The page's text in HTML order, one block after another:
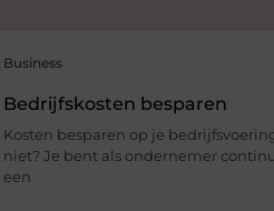
Business
Bedrijfskosten besparen
Kosten besparen op je
niet? Je bent als ondernemer
een